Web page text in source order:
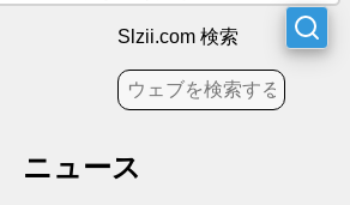
Slzii.com 検索
ニュース